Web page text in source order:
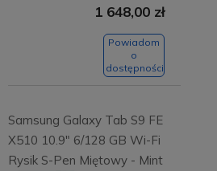
1 648,00 zł
Powiadom
o
dostępności
Samsung Galaxy Tab S9 FE
X510 10.9" 6/128 GB Wi-Fi
Rysik S-Pen Miętowy - Mint